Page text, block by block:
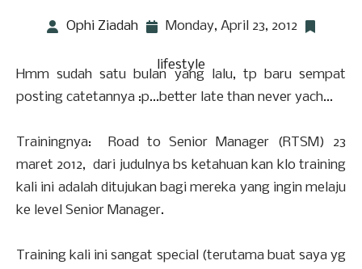
Ophi Ziadah Monday, April 23, 2012
lifestyle
Hmm sudah satu bulan yang lalu, tp baru sempat
posting catetannya :p...better late than never yach...
Trainingnya: Road to Senior Manager (RTSM) 23
maret 2012, dari judulnya bs ketahuan kan klo training
kali ini adalah ditujukan bagi mereka yang ingin melaju
ke level Senior Manager.
Training kali ini sangat special (terutama buat saya yg